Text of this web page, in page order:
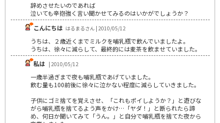
辞めさせたいのであれば
泣いても辛抱強く言い聞かせてみるのはいかがでしょうか？
こんにちは はるまるさん | 2010/05/12
うちは、２歳近くまでミルクを哺乳瓶で飲んでいましたよ。
うちは、徐々に減らして、最終的には麦茶を飲ませていました。
私は | 2010/05/12
一歳半過ぎまで夜も哺乳瓶であげていました。
飲む量も100前後に徐々に泣かない程度に減らしていきました。
子供にゴミ捨てを覚えさせ、「これもポイしようか？」と遊びな
がら哺乳瓶を捨てるよう声をかけ…「ヤダ！」と断られたら諦
め、何日か聞いてみて「うん。」と自分で哺乳瓶を捨てた夜から